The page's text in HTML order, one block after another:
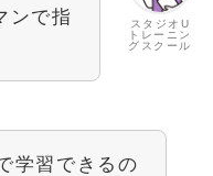
スタジオU
トレーニン
グスクール
ンで指
学習できるの